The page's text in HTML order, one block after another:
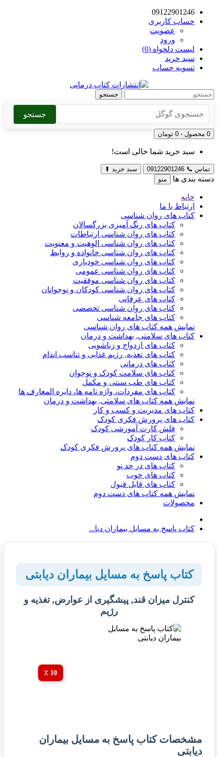
09122901246
حساب کاربری
عضویت
ورود
لیست دلخواه (0)
سبد خرید
تسویه حساب
جستجو
جستجو
0 محصول - 0 تومان
سبد خرید شما خالی است!
تماس 📞
09122901246 سبد خرید ⬆
دسته بندی ها منو
خانه
ارتباط با ما
کتاب های روان شناسی
کتاب های رنگ آمیزی بزرگسالان
کتاب های روان شناسی ارتباطات
کتاب های روان شناسی الوهیت و معنویت
کتاب های روان شناسی خانواده و روابط
کتاب های روان شناسی خودیاری
کتاب های روان شناسی عمومی
کتاب های روان شناسی موفقیت
کتاب های روان شناسی کودکان و نوجوانان
کتاب های عرفانی
کتاب های روان شناسی تخصصی
کتاب های جامعه شناسی
نمایش همه کتاب های روان شناسی
کتاب های سلامتی, بهداشت و درمان
کتاب های ازدواج و زناشویی
کتاب های تغذیه, رژیم غذایی و تناسب اندام
کتاب های درمانی
کتاب های سلامت کودک و نوجوان
کتاب های طب سنتی و مکمل
کتاب های مفردات، واژه نامه ها، دایره المعارف ها
نمایش همه کتاب های سلامتی, بهداشت و درمان
کتاب های مدیریت و کسب و کار
کتاب های پرورش فکری کودک
فلش کارت آموزشی کودک
کتاب کار کودک
نمایش همه کتاب های پرورش فکری کودک
کتاب های دست دوم
کتاب های در حد نو
کتاب های خوب
کتاب های قابل قبول
نمایش همه کتاب های دست دوم
محصولات
کتاب پاسخ به مسایل بیماران دیا...
کتاب پاسخ به مسایل بیماران دیابتی
کنترل میزان قند, پیشگیری از عوارض, تغذیه و
رژیم
10 ٪
مشخصات کتاب پاسخ به مسایل بیماران
دیابتی